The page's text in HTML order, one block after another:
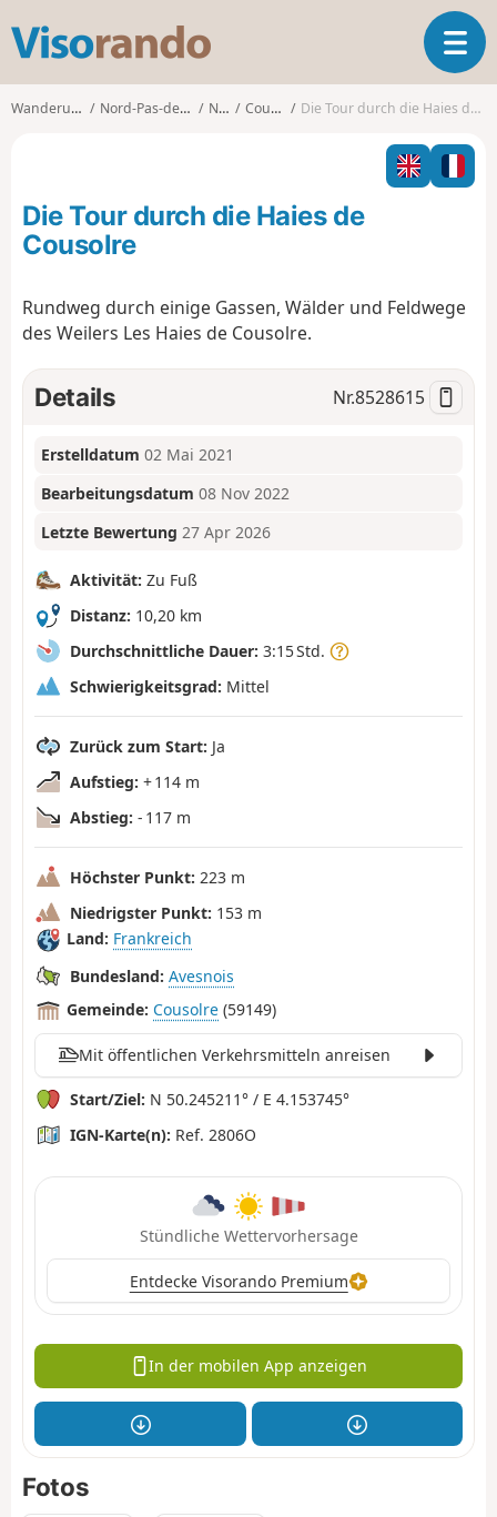
s
o
o
T
o
l
n
a
o
Wanderungen Nord-Pas-de-Calais Nord Cousolre Die Tour durch die Haies de Cousolre
Die Tour durch die Haies de
Cousolre
Rundweg durch einige Gassen, Wälder und Feldwege
des Weilers Les Haies de Cousolre.
Details Nr.8528615
Erstelldatum 02 Mai 2021
Bearbeitungsdatum 08 Nov 2022
Letzte Bewertung 27 Apr 2026
Aktivität: Zu Fuß
Distanz: 10,20 km
Durchschnittliche Dauer: 3:15 Std.
Schwierigkeitsgrad: Mittel
Zurück zum Start: Ja
Aufstieg: + 114 m
Abstieg: - 117 m
Höchster Punkt: 223 m
Niedrigster Punkt: 153 m
Land: Frankreich
Bundesland: Avesnois
Gemeinde: Cousolre (59149)
Mit öffentlichen Verkehrsmitteln anreisen
Start/Ziel: N 50.245211° / E 4.153745°
IGN-Karte(n): Ref. 2806O
Stündliche Wettervorhersage
Entdecke Visorando Premium
In der mobilen App anzeigen
Fotos